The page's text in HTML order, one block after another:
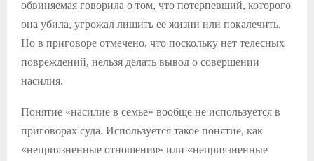
обвиняемая говорила о том, что потерпевший, которого
она убила, угрожал лишить ее жизни или покалечить.
Но в приговоре отмечено, что поскольку нет телесных
повреждений, нельзя делать вывод о совершении
насилия.
Понятие «насилие в семье» вообще не используется в
приговорах суда. Используется такое понятие, как
«неприязненные отношения» или «неприязненные